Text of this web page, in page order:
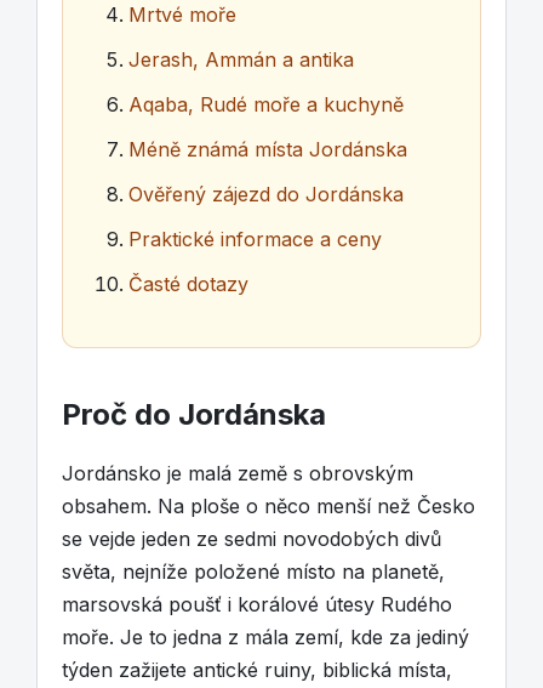
Mrtvé moře
Jerash, Ammán a antika
Aqaba, Rudé moře a kuchyně
Méně známá místa Jordánska
Ověřený zájezd do Jordánska
Praktické informace a ceny
Časté dotazy
Proč do Jordánska
Jordánsko je malá země s obrovským
obsahem. Na ploše o něco menší než Česko
se vejde jeden ze sedmi novodobých divů
světa, nejníže položené místo na planetě,
marsovská poušť i korálové útesy Rudého
moře. Je to jedna z mála zemí, kde za jediný
týden zažijete antické ruiny, biblická místa,